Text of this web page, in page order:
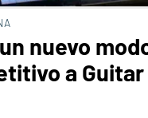
nuevo
a